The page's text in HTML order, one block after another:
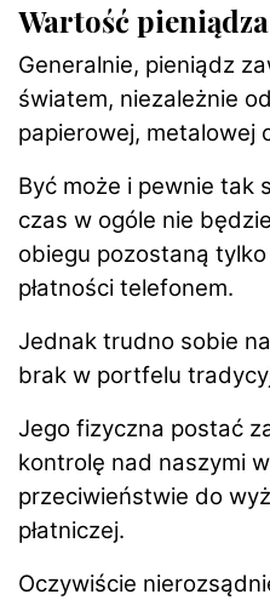
Wartość
Generalnie, pieniądz
światem, niezależnie
papierowej, metalowej
Być może i pewnie tak
czas w ogóle nie
obiegu pozostaną
płatności telefonem.
Jednak trudno sobie
brak w portfelu
Jego fizyczna postać
kontrolę nad naszymi
przeciwieństwie do
płatniczej.
Oczywiście